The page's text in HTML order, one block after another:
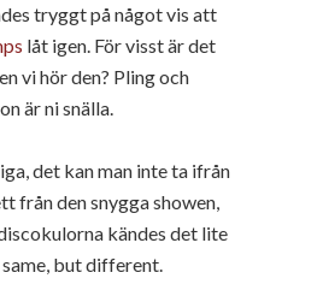
tryggt på något vis att
låt igen. För visst är det
vi hör den? Pling och
är ni snälla.
det kan man inte ta ifrån
från den snygga showen,
kändes det lite
but different.